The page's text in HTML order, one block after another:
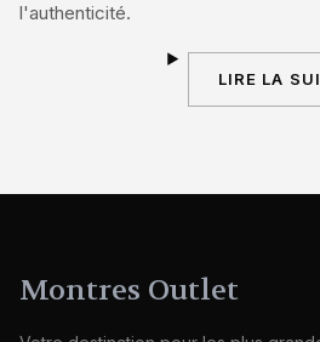
l'authenticité.
LIRE LA
Montres Outlet